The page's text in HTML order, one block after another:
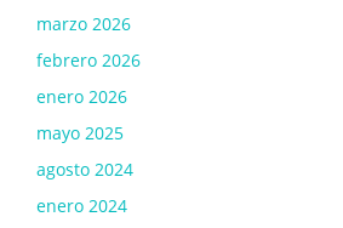
marzo 2026
febrero 2026
enero 2026
mayo 2025
agosto 2024
enero 2024